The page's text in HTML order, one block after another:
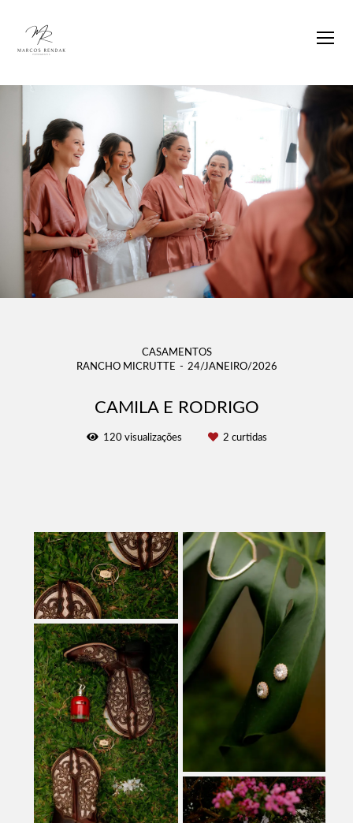
CASAMENTOS
RANCHO MICRUTTE
24/JANEIRO/2026
CAMILA E RODRIGO
120visualizações 2 curtidas